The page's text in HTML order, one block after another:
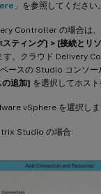
」を参照してください。
Controller の場合は
スティング] > [接続とリ
す。クラウド Delivery
ースの Studio コンソー
の追加] を選択してホスト
vSphere を選択しま
Studio の場合: